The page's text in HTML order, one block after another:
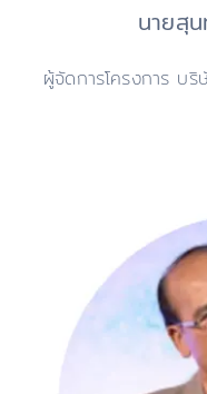
นายสุ
ผู้จัดการโครงการ บ